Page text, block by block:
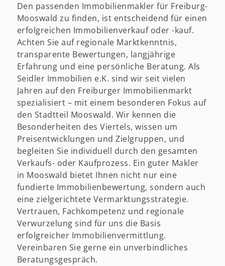
Den passenden Immobilienmakler für Freiburg-
Mooswald zu finden, ist entscheidend für einen
erfolgreichen Immobilienverkauf oder -kauf.
Achten Sie auf regionale Marktkenntnis,
transparente Bewertungen, langjährige
Erfahrung und eine persönliche Beratung. Als
Seidler Immobilien e.K. sind wir seit vielen
Jahren auf den Freiburger Immobilienmarkt
spezialisiert – mit einem besonderen Fokus auf
den Stadtteil Mooswald. Wir kennen die
Besonderheiten des Viertels, wissen um
Preisentwicklungen und Zielgruppen, und
begleiten Sie individuell durch den gesamten
Verkaufs- oder Kaufprozess. Ein guter Makler
in Mooswald bietet Ihnen nicht nur eine
fundierte Immobilienbewertung, sondern auch
eine zielgerichtete Vermarktungsstrategie.
Vertrauen, Fachkompetenz und regionale
Verwurzelung sind für uns die Basis
erfolgreicher Immobilienvermittlung.
Vereinbaren Sie gerne ein unverbindliches
Beratungsgespräch.